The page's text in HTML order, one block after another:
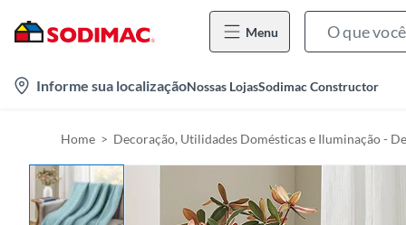
Menu
Informe sua localizaçãoNossas LojasSodimac Constructor
Home Decoração, Utilidades Domésticas e Iluminação -